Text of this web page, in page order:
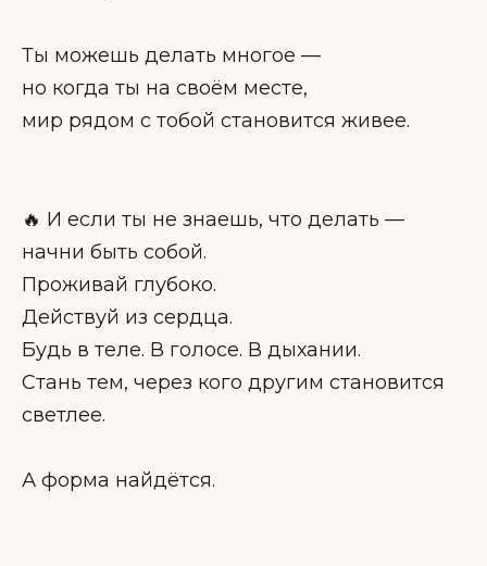
Ты можешь делать многое —
но когда ты на своём месте,
мир рядом с тобой становится живее.
🔥 И если ты не знаешь, что делать —
начни быть собой.
Проживай глубоко.
Действуй из сердца.
Будь в теле. В голосе. В дыхании.
Стань тем, через кого другим становится
светлее.
А форма найдётся.